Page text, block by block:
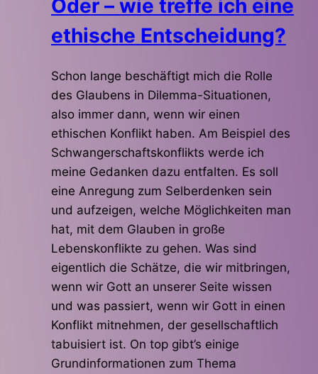
Oder – wie treffe ich eine
ethische Entscheidung?
Schon lange beschäftigt mich die Rolle
des Glaubens in Dilemma-Situationen,
also immer dann, wenn wir einen
ethischen Konflikt haben. Am Beispiel des
Schwangerschaftskonflikts werde ich
meine Gedanken dazu entfalten. Es soll
eine Anregung zum Selberdenken sein
und aufzeigen, welche Möglichkeiten man
hat, mit dem Glauben in große
Lebenskonflikte zu gehen. Was sind
eigentlich die Schätze, die wir mitbringen,
wenn wir Gott an unserer Seite wissen
und was passiert, wenn wir Gott in einen
Konflikt mitnehmen, der gesellschaftlich
tabuisiert ist. On top gibt’s einige
Grundinformationen zum Thema